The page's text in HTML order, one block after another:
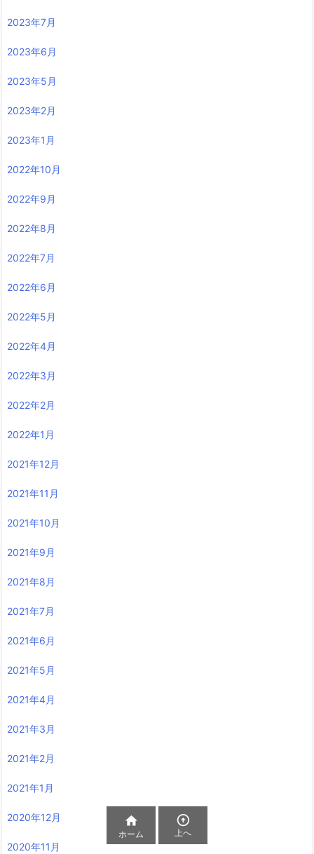
2023年7月
2023年6月
2023年5月
2023年2月
2023年1月
2022年10月
2022年9月
2022年8月
2022年7月
2022年6月
2022年5月
2022年4月
2022年3月
2022年2月
2022年1月
2021年12月
2021年11月
2021年10月
2021年9月
2021年8月
2021年7月
2021年6月
2021年5月
2021年4月
2021年3月
2021年2月
2021年1月
2020年12月
2020年11月

ホーム

上へ